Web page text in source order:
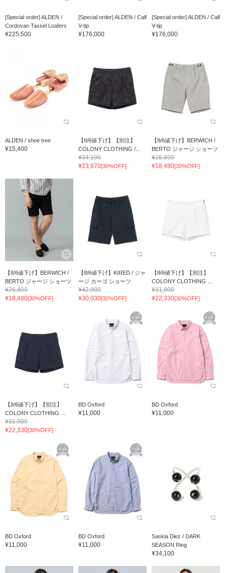
[Special order] ALDEN /
Cordovan Tassel Loafers
¥225,500
[Special order] ALDEN / Calf
V-tip
¥176,000
[Special order] ALDEN / Calf
V-tip
¥176,000
ALDEN / shoe tree
¥15,400
【8/6値下げ】【別注】
COLONY CLOTHING /...
¥34,100
¥23,870[30%OFF]
【8/6値下げ】BERWICH /
BERTO ジャージ ショーツ
¥26,400
¥18,480[30%OFF]
【8/6値下げ】BERWICH /
BERTO ジャージ ショーツ
¥26,400
¥18,480[30%OFF]
【8/6値下げ】KIRED / ジャ
ージ カーゴ ショーツ
¥42,900
¥30,030[30%OFF]
【8/6値下げ】【別注】
COLONY CLOTHING ...
¥31,900
¥22,330[30%OFF]
【8/6値下げ】【別注】
COLONY CLOTHING ...
¥31,900
¥22,330[30%OFF]
BD Oxford
¥11,000
BD Oxford
¥11,000
BD Oxford
¥11,000
BD Oxford
¥11,000
Saskia Diez / DARK
SEASON Ring
¥34,100